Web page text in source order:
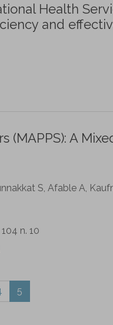
Health
and
(MAPPS): A
S, Afable A,
n. 10
5